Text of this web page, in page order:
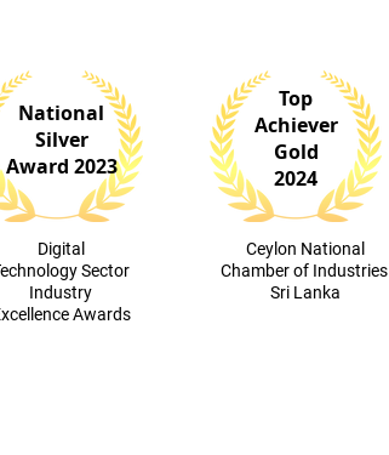
National
Silver
Award 2023
Digital
Sector
Industry
Awards
Top
Achiever
Gold
2024
​Ceylon National
Chamber of Industries
Sri Lanka